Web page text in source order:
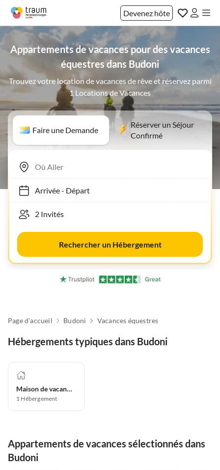
Devenez hôte
Appartements de vacances pour des vacances
équestres dans Budoni
Trouvez votre location de vacances de rêve et réservez parmi
1 Locations de Vacances
Faire une Demande
Réserver un Séjour
Confirmé
Arrivée- Départ
Rechercher un Hébergement
Page d'accueil Budoni Vacances équestres
Hébergements typiques dans Budoni
Maison de vacances
1 Hébergement
Appartements de vacances sélectionnés dans
Budoni